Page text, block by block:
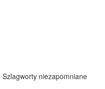
niezapomniane